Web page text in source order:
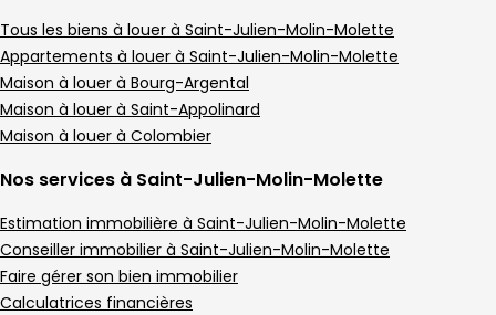
100 m² 4 pièces Saint-Julien-
Aller à l'image 1
Aller à l'image 2
Aller à l'image3
Aller à l'image4
Aller à l'image5
Tous les biens à louer à Saint-Julien-Molin-Molette
Appartements à louer à Saint-Julien-Molin-Molette
Maison à louer à Bourg-Argental
Maison à louer à Saint-Appolinard
Maison à louer à Colombier
Nos services à Saint-Julien-Molin-Molette
Estimation immobilière à Saint-Julien-Molin-Molette
Conseiller immobilier à Saint-Julien-Molin-Molette
Faire gérer son bien immobilier
Calculatrices financières